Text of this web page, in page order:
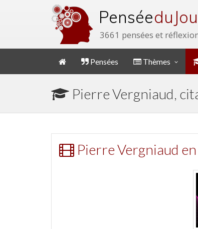
Penséedu
3661 pensées et
Pensées Thèmes
Pierre Vergniaud,
Pierre Vergniaud